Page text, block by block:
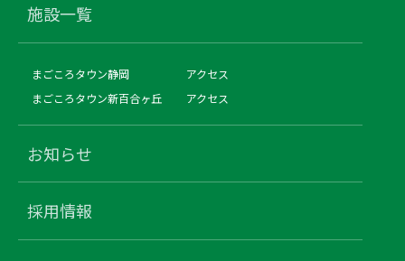
施設一覧
まごころタウン静岡
アクセス
まごころタウン新百合ヶ丘
アクセス
お知らせ
採用情報